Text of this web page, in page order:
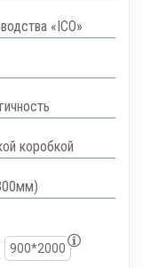
«ICO»
коробкой
900*2000